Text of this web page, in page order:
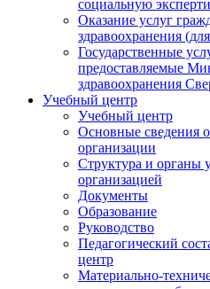
социальную
Оказание услуг
здравоохранения
Государственные
предоставляемые
здравоохранения
Учебный центр
Учебный центр
Основные сведения
организации
Структура и органы
организацией
Документы
Образование
Руководство
Педагогический
центр
Материально-